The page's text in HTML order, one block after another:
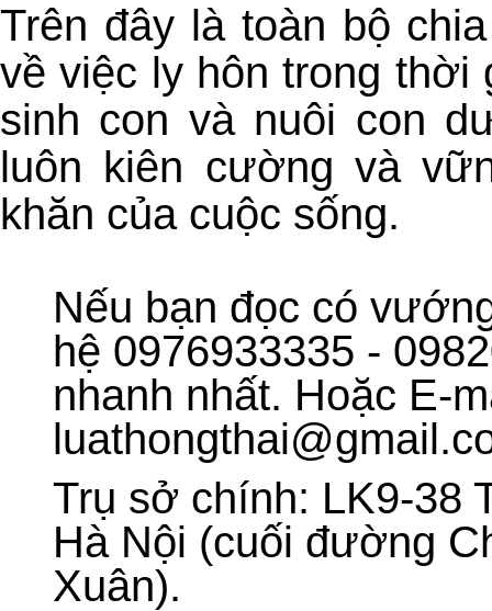
Trên đây là toàn bộ
về việc ly hôn trong thời
sinh con và nuôi con
luôn kiên cường và
khăn của cuộc sống.
Nếu bạn đọc có
hệ 0976933335 -
nhanh nhất. Hoặc E-
Trụ sở chính: LK9-38
Hà Nội (cuối đường
Xuân).